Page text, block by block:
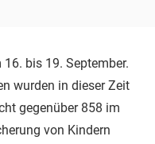
bis 19. September.
wurden in dieser Zeit
gegenüber 858 im
von Kindern